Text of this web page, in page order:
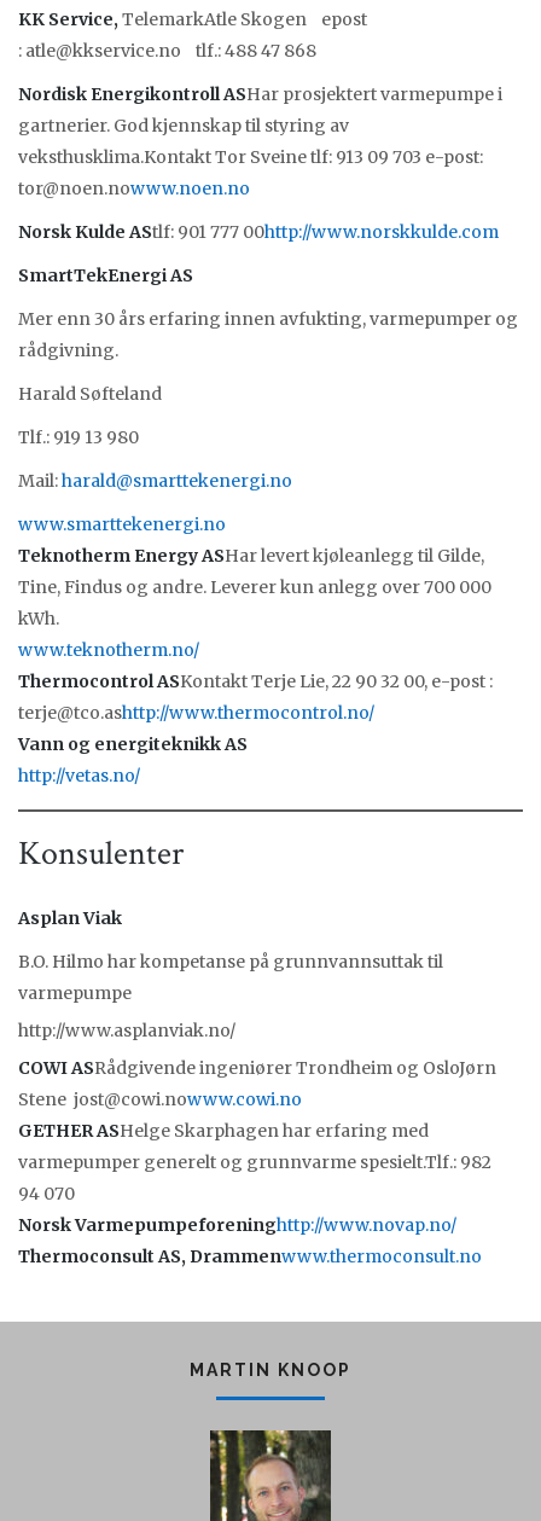
KK Service,TelemarkAtle Skogen epost
: atle@kkservice.no tlf.: 488 47 868
Nordisk Energikontroll ASHar prosjektert varmepumpe i
gartnerier. God kjennskap til styring av
veksthusklima.Kontakt Tor Sveine tlf: 913 09 703 e-post:
tor@noen.nowww.noen.no
Norsk Kulde AStlf: 901 777 00http://www.norskkulde.com
SmartTekEnergi AS
Mer enn 30 års erfaring innen avfukting, varmepumper og
rådgivning.
Harald Søfteland
Tlf.: 919 13 980
Mail:harald@smarttekenergi.no
www.smarttekenergi.no
Teknotherm Energy ASHar levert kjøleanlegg til Gilde,
Tine, Findus og andre. Leverer kun anlegg over 700 000
kWh.
www.teknotherm.no/
Thermocontrol ASKontakt Terje Lie, 22 90 32 00, e-post :
terje@tco.ashttp://www.thermocontrol.no/
Vann og energiteknikk AS
http://vetas.no/
Konsulenter
Asplan Viak
B.O. Hilmo har kompetanse på grunnvannsuttak til
varmepumpe
http://www.asplanviak.no/
COWI ASRådgivende ingeniører Trondheim og OsloJørn
Stene jost@cowi.nowww.cowi.no
GETHER ASHelge Skarphagen har erfaring med
varmepumper generelt og grunnvarme spesielt.Tlf.: 982
94 070
Norsk Varmepumpeforeninghttp://www.novap.no/
Thermoconsult AS, Drammenwww.thermoconsult.no
MARTIN KNOOP